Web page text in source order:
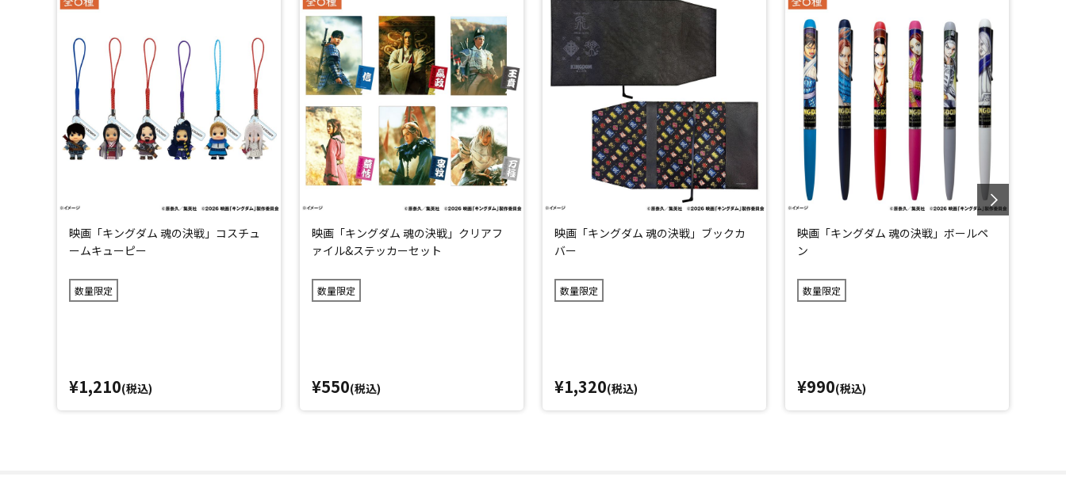
映画「キングダム 魂の決戦」コスチュ
ームキューピー
数量限定
¥1,210(税込)
映画「キングダム 魂の決戦」クリアフ
ァイル&ステッカーセット
数量限定
¥550(税込)
映画「キングダム 魂の決戦」ブックカ
バー
数量限定
¥1,320(税込)
映画「キングダム 魂の決戦」ボールペ
ン
数量限定
¥990(税込)